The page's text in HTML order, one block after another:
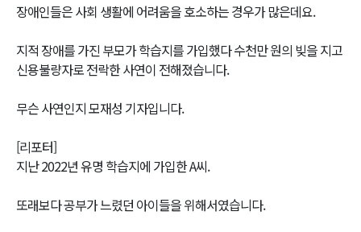
장애인들은 사회 생활에 어려움을 호소하는 경우가 많은데요.
지적 장애를 가진 부모가 학습지를 가입했다 수천만 원의 빚을 지고
신용불량자로 전락한 사연이 전해졌습니다.
무슨 사연인지 모재성 기자입니다.
[리포터]
지난 2022년 유명 학습지에 가입한 A씨.
또래보다 공부가 느렸던 아이들을 위해서였습니다.